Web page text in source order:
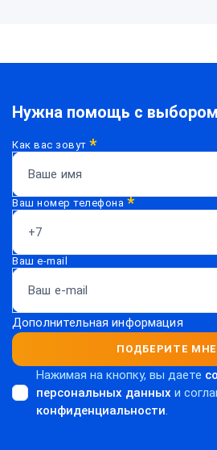
Нужна помощь с выбором
Как вас зовут*
Ваш номер телефона *
Ваш e-mail
Дополнительная информация
ПОДБЕРИТЕ МНЕ
Нажимая на кнопку, вы даете
персональных данных и
конфиденциальности.